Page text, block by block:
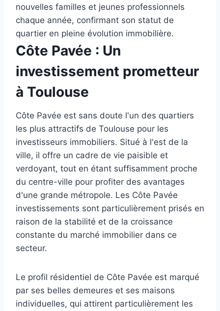
nouvelles familles et jeunes professionnels
chaque année, confirmant son statut de
quartier en pleine évolution immobilière.
Côte Pavée : Un
investissement prometteur
à Toulouse
Côte Pavée est sans doute l'un des quartiers
les plus attractifs de Toulouse pour les
investisseurs immobiliers. Situé à l'est de la
ville, il offre un cadre de vie paisible et
verdoyant, tout en étant suffisamment proche
du centre-ville pour profiter des avantages
d'une grande métropole. Les Côte Pavée
investissements sont particulièrement prisés en
raison de la stabilité et de la croissance
constante du marché immobilier dans ce
secteur.
Le profil résidentiel de Côte Pavée est marqué
par ses belles demeures et ses maisons
individuelles, qui attirent particulièrement les